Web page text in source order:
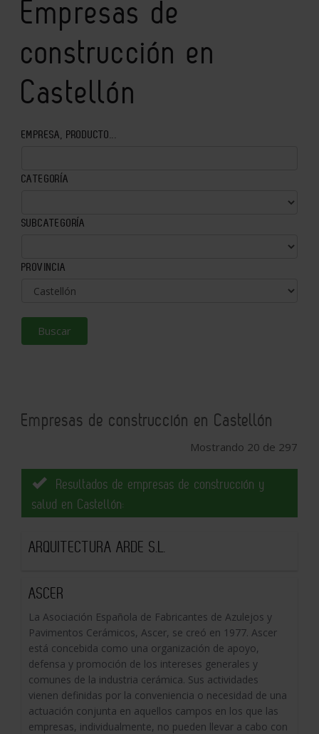
Empresas de
construcción en
Castellón
EMPRESA, PRODUCTO...
CATEGORÍA
SUBCATEGORÍA
PROVINCIA
Buscar
Empresas de construcción en Castellón
Mostrando 20 de 297
Resultados de empresas de construcción y
salud en Castellón:
ARQUITECTURA ARDE S.L.
ASCER
La Asociación Española de Fabricantes de Azulejos y
Pavimentos Cerámicos, Ascer, se creó en 1977. Ascer
está concebida como una organización de apoyo,
defensa y promoción de los intereses generales y
comunes de la industria cerámica. Sus actividades
vienen definidas por la conveniencia o necesidad de una
actuación conjunta en aquellos campos en los que las
empresas, individualmente, no pueden llevar a cabo con